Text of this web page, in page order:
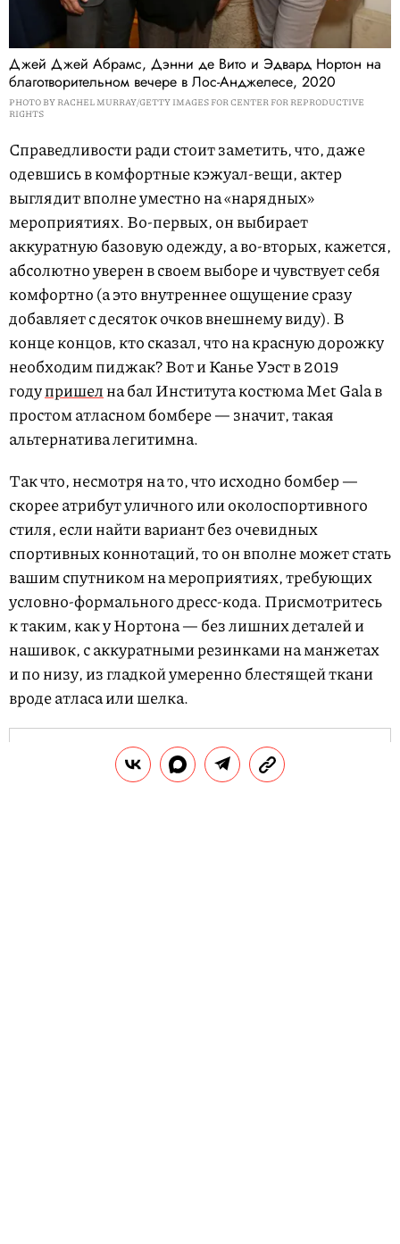
Джей Джей Абрамс, Дэнни де Вито и Эдвард Нортон на
благотворительном вечере в Лос-Анджелесе, 2020
PHOTO BY RACHEL MURRAY/GETTY IMAGES FOR CENTER FOR REPRODUCTIVE
RIGHTS
Справедливости ради стоит заметить, что, даже
одевшись в комфортные кэжуал-вещи, актер
выглядит вполне уместно на «нарядных»
мероприятиях. Во-первых, он выбирает
аккуратную базовую одежду, а во-вторых, кажется,
абсолютно уверен в своем выборе и чувствует себя
комфортно (а это внутреннее ощущение сразу
добавляет с десяток очков внешнему виду). В
конце концов, кто сказал, что на красную дорожку
необходим пиджак? Вот и Канье Уэст в 2019
годупришелна бал Института костюма Met Gala в
простом атласном бомбере — значит, такая
альтернатива легитимна.
Так что, несмотря на то, что исходно бомбер —
скорее атрибут уличного или околоспортивного
стиля, если найти вариант без очевидных
спортивных коннотаций, то он вполне может стать
вашим спутником на мероприятиях, требующих
условно-формального дресс-кода. Присмотритесь
к таким, как у Нортона — без лишних деталей и
нашивок, с аккуратными резинками на манжетах
и по низу, из гладкой умеренно блестящей ткани
вроде атласа или шелка.